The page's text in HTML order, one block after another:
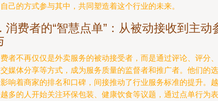
己的方式参与其中，共同塑造着这个行业的未来。
消费者的“智慧点单”：从被动接收到主动
者不再仅仅是外卖服务的被动接受者，而是通过评论、评分、
媒体分享等方式，成为服务质量的监督者和推广者。他们的选
响着商家的排名和口碑，间接推动了行业服务标准的提升。越
多的人开始关注环保包装、健康饮食等议题，通过点单行为表